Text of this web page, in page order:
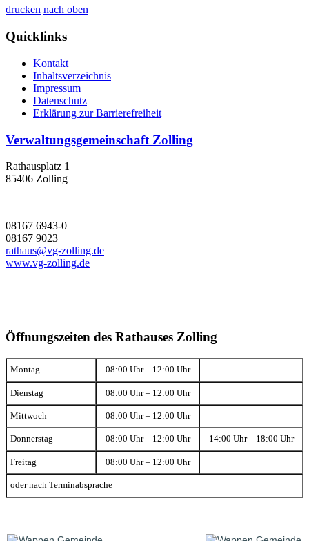
drucken nach oben
Quicklinks
Kontakt
Inhaltsverzeichnis
Impressum
Datenschutz
Erklärung zur Barrierefreiheit
Verwaltungsgemeinschaft Zolling
Rathausplatz 1
85406 Zolling
08167 6943-0
08167 9023
rathaus@vg-zolling.de
www.vg-zolling.de
Öffnungszeiten des Rathauses Zolling
Montag 08:00 Uhr – 12:00 Uhr
Dienstag 08:00 Uhr – 12:00 Uhr
Mittwoch 08:00 Uhr – 12:00 Uhr
Donnerstag 08:00 Uhr – 12:00 Uhr 14:00 Uhr – 18:00 Uhr
Freitag 08:00 Uhr – 12:00 Uhr
oder nach Terminabsprache